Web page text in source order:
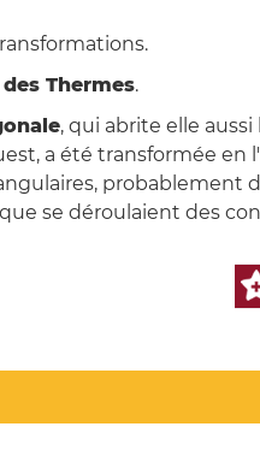
Thermes.
, qui abrite elle
a été transformée en
probablement
se déroulaient des